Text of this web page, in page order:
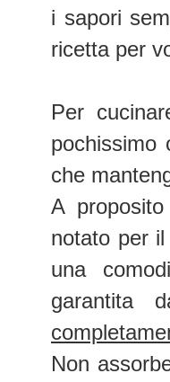
i sapori
ricetta per
Per
pochissimo
che
A
notato per
una
garantita
Non